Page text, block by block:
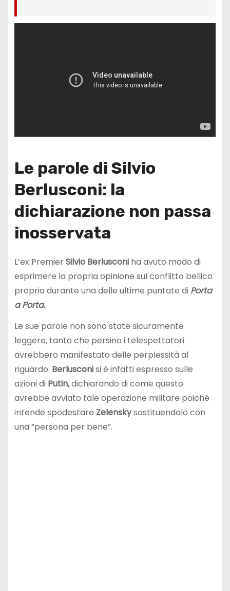
Le parole di Silvio
Berlusconi: la
dichiarazione non passa
inosservata
L’ex PremierSilvio Berlusconiha avuto modo di
esprimere la propria opinione sul conflitto bellico
proprio durante una delle ultime puntate di Porta
a Porta.
Le sue parole non sono state sicuramente
leggere, tanto che persino i telespettatori
avrebbero manifestato delle perplessità al
riguardo. Berlusconisi è infatti espresso sulle
azioni di Putin,dichiarando di come questo
avrebbe avviato tale operazione militare poiché
intende spodestare Zelenskysostituendolo con
una “persona per bene”.